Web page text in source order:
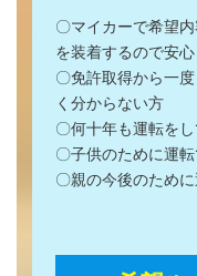
〇マイカーで希望
を装着するので安心
〇免許取得から一
く分からない方
〇何十年も運転を
〇子供のために運
〇親の今後のため